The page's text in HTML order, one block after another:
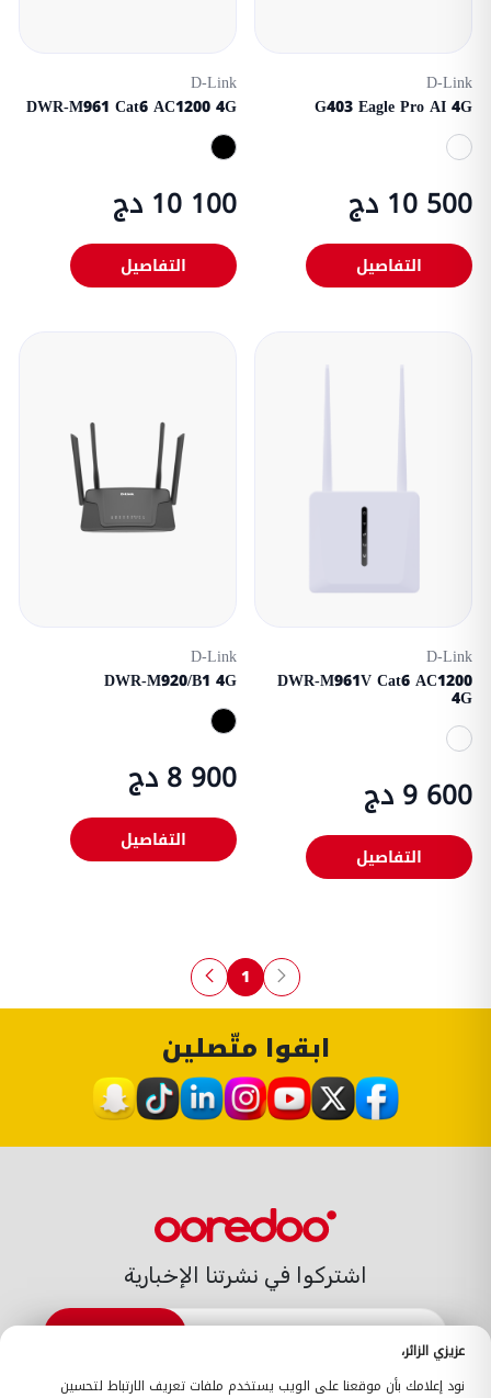
عزيزي الزائر،
نود إعلامك بأن موقعنا على الويب يستخدم ملفات تعريف الارتباط لتحسين
D-Link
G403 Eagle Pro AI 4G
10 500 دج
التفاصيل
D-Link
DWR-M961 Cat6 AC1200 4G
10 100 دج
التفاصيل
D-Link
DWR-M961V Cat6 AC1200
4G
9 600 دج
التفاصيل
D-Link
DWR-M920/B1 4G
8 900 دج
التفاصيل
الصفحة1
ابقوا متّصلين
اشتركوا في نشرتنا الإخبارية